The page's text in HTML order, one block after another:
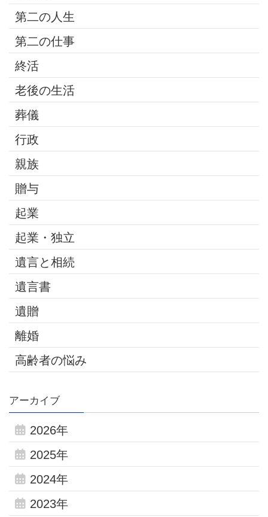
第二の人生
第二の仕事
終活
老後の生活
葬儀
行政
親族
贈与
起業
起業・独立
遺言と相続
遺言書
遺贈
離婚
高齢者の悩み
アーカイブ
2026年
2025年
2024年
2023年